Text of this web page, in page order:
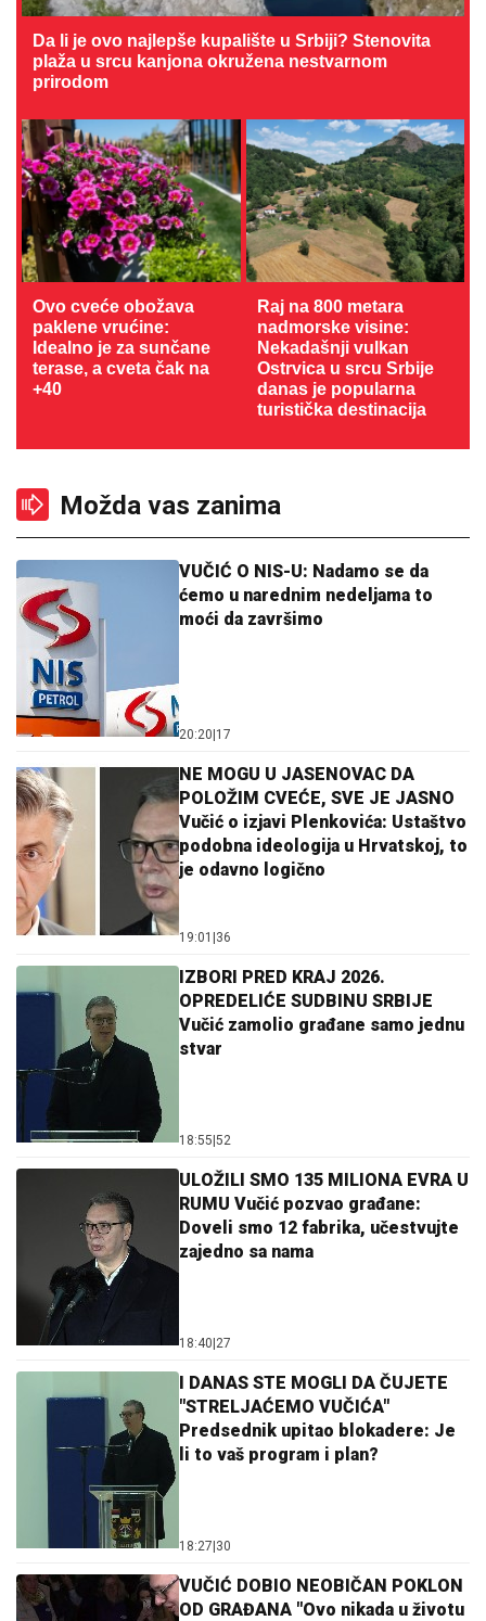
Da li je ovo najlepše kupalište u Srbiji? Stenovita
plaža u srcu kanjona okružena nestvarnom
prirodom
Ovo cveće obožava
paklene vrućine:
Idealno je za sunčane
terase, a cveta čak na
+40
Raj na 800 metara
nadmorske visine:
Nekadašnji vulkan
Ostrvica u srcu Srbije
danas je popularna
turistička destinacija
Možda vas zanima
VUČIĆ O NIS-U: Nadamo se da
ćemo u narednim nedeljama to
moći da završimo
20:20|17
NE MOGU U JASENOVAC DA
POLOŽIM CVEĆE, SVE JE JASNO
Vučić o izjavi Plenkovića: Ustaštvo
podobna ideologija u Hrvatskoj, to
je odavno logično
19:01 |36
IZBORI PRED KRAJ 2026.
OPREDELIĆE SUDBINU SRBIJE
Vučić zamolio građane samo jednu
stvar
18:55|52
ULOŽILI SMO 135 MILIONA EVRA U
RUMU Vučić pozvao građane:
Doveli smo 12 fabrika, učestvujte
zajedno sa nama
18:40|27
I DANAS STE MOGLI DA ČUJETE
"STRELJAĆEMO VUČIĆA"
Predsednik upitao blokadere: Je
li to vaš program i plan?
18:27|30
VUČIĆ DOBIO NEOBIČAN POKLON
OD GRAĐANA "Ovo nikada u životu